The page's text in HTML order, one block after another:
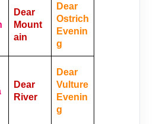
Dear
Mount
Ain
Dear
Ostrich
Evenin
G
Dear
River
Dear
Vulture
Evenin
G